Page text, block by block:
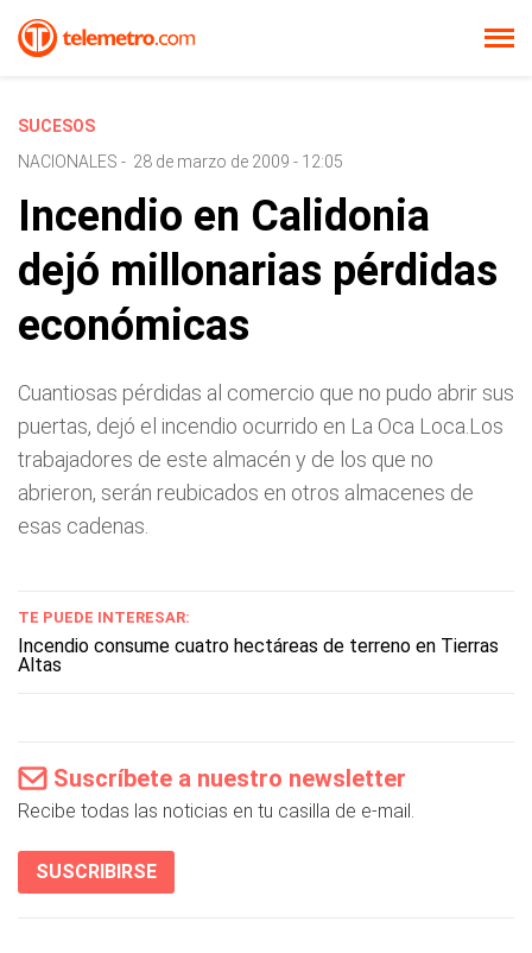
SUCESOS
NACIONALES - 28 de marzo de 2009 - 12:05
Incendio en Calidonia
dejó millonarias pérdidas
económicas
Cuantiosas pérdidas al comercio que no pudo abrir sus
puertas, dejó el incendio ocurrido en La Oca Loca.Los
trabajadores de este almacén y de los que no
abrieron, serán reubicados en otros almacenes de
esas cadenas.
TE PUEDE INTERESAR:
Incendio consume cuatro hectáreas de terreno en Tierras
Altas
Suscríbete a nuestro newsletter
Recibe todas las noticias en tu casilla de e-mail.
SUSCRIBIRSE